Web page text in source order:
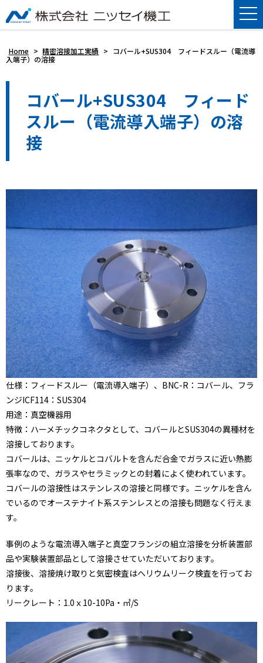
Home > 精密溶接加工実績 > コバール+SUS304 フィードスルー（電流導
入端子）の溶接
コバール+SUS304 フィード
スルー（電流導入端子）の溶
接
仕様：フィードスルー（電流導入端子）、BNC-R：コバール、フラ
ンジICF114：SUS304
用途：真空機器用
特徴：ハーメチックコネクタとして、コバールとSUS304の異種材を
溶接しております。
コバールは、ニッケルとコバルトを含んだ合金でガラスに近い熱膨
張率なので、ガラスやセラミックとの封着によく使われています。
コバールの溶接性はステンレスの溶接と同様です。ニッケルを含ん
でいるのでオーステナイト系ステンレスとの溶接も問題なく行えま
す。
事例のような電流導入端子と真空フランジの組立溶接を分析装置部
品や実験装置部品として溶接させていただいております。
溶接後、溶接焼け取りと気密検査はヘリウムリーク検査を行ってお
ります。
リークレート：1.0ｘ10-10Pa・㎥/S